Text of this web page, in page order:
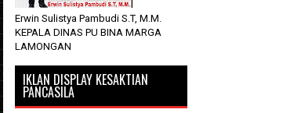
Erwin Sulistya Pambudi S.T, M.M.
KEPALA DINAS PU BINA MARGA
LAMONGAN
IKLAN DISPLAY KESAKTIAN
PANCASILA